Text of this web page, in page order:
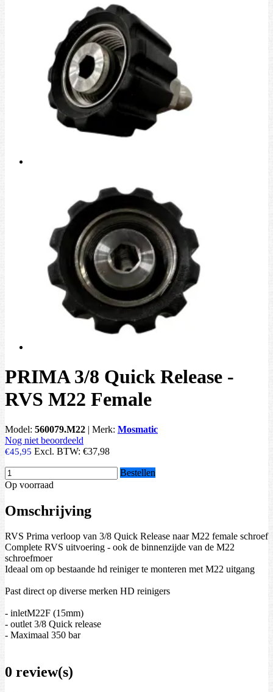
PRIMA 3/8 Quick Release -
RVS M22 Female
Model: 560079.M22 | Merk: Mosmatic
Nog niet beoordeeld
€45,95 Excl. BTW: €37,98
Bestellen
Op voorraad
Omschrijving
RVS Prima verloop van 3/8 Quick Release naar M22 female schroef
Complete RVS uitvoering - ook de binnenzijde van de M22
schroefmoer
Ideaal om op bestaande hd reiniger te monteren met M22 uitgang
Past direct op diverse merken HD reinigers
- inletM22F (15mm)
- outlet 3/8 Quick release
- Maximaal 350 bar
0 review(s)